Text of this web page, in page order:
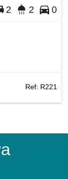
2 2 0
Ref: R221